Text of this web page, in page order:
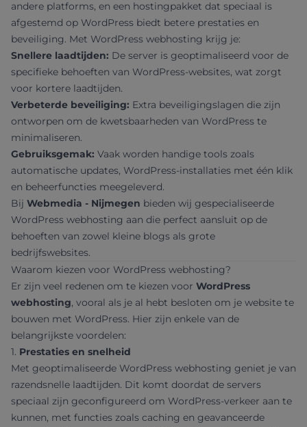
andere platforms, en een hostingpakket dat speciaal is
afgestemd op WordPress biedt betere prestaties en
beveiliging. Met WordPress webhosting krijg je:
Snellere laadtijden: De server is geoptimaliseerd voor de
specifieke behoeften van WordPress-websites, wat zorgt
voor kortere laadtijden.
Verbeterde beveiliging: Extra beveiligingslagen die zijn
ontworpen om de kwetsbaarheden van WordPress te
minimaliseren.
Gebruiksgemak: Vaak worden handige tools zoals
automatische updates, WordPress-installaties met één klik
en beheerfuncties meegeleverd.
Bij Webmedia - Nijmegen bieden wij gespecialiseerde
WordPress webhosting aan die perfect aansluit op de
behoeften van zowel kleine blogs als grote
bedrijfswebsites.
Waarom kiezen voor WordPress webhosting?
Er zijn veel redenen om te kiezen voor WordPress
webhosting, vooral als je al hebt besloten om je website te
bouwen met WordPress. Hier zijn enkele van de
belangrijkste voordelen:
1. Prestaties en snelheid
Met geoptimaliseerde WordPress webhosting geniet je van
razendsnelle laadtijden. Dit komt doordat de servers
speciaal zijn geconfigureerd om WordPress-verkeer aan te
kunnen, met functies zoals caching en geavanceerde